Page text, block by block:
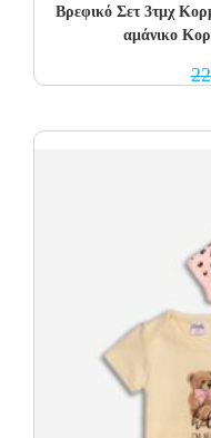
Βρεφικό Σετ 3τμχ
αμάνικο